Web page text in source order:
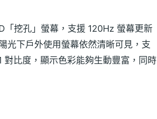
挖孔」螢幕，支援 120Hz 螢幕更新
光下戶外使用螢幕依然清晰可見，支
比度，顯示色彩能夠生動豐富，同時
長時間觀看的不適。